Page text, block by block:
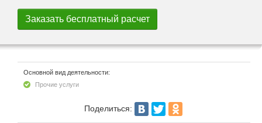
Основной вид деятельности:
Прочие услуги
Поделиться: